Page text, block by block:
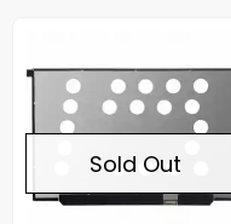
Sold Out